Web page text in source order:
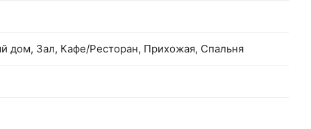
дом, Зал, Кафе/Ресторан, Прихожая, Спальня